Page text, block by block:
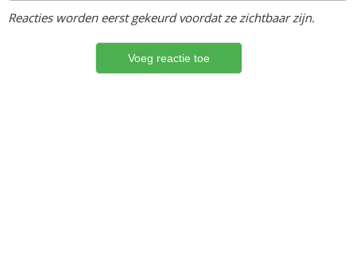
Reacties worden eerst gekeurd voordat ze zichtbaar zijn.